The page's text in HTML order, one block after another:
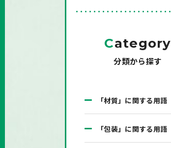
Category
分類から探す
「材質」に関する用語
「包装」に関する用語